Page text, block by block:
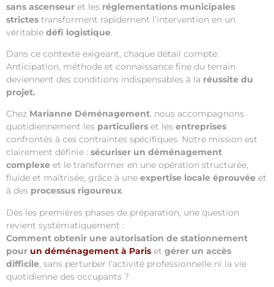
sans ascenseur et les réglementations municipales
strictes transforment rapidement l’intervention en un
véritable défi logistique.
Dans ce contexte exigeant, chaque détail compte.
Anticipation, méthode et connaissance fine du terrain
deviennent des conditions indispensables à la réussite du
projet.
Chez Marianne Déménagement, nous accompagnons
quotidiennement les particuliers et les entreprises
confrontés à ces contraintes spécifiques. Notre mission est
clairement définie : sécuriser un déménagement
complexe et le transformer en une opération structurée,
fluide et maîtrisée, grâce à une expertise locale éprouvée et
à des processus rigoureux.
Dès les premières phases de préparation, une question
revient systématiquement :
Comment obtenir une autorisation de stationnement
pour un déménagement à Paris et gérer un accès
difficile, sans perturber l’activité professionnelle ni la vie
quotidienne des occupants ?